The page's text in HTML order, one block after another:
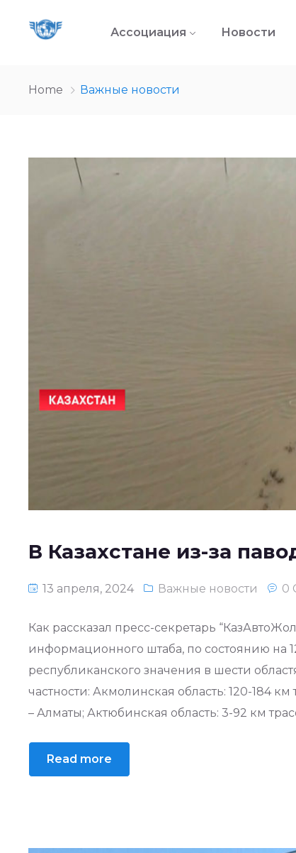
Ассоциация Новости
Home Важные новости
В Казахстане из-за
13 апреля, 2024 Важные новости 0
Как рассказал пресс-секретарь
информационного штаба, по состоянию на
республиканского значения в шести
частности: Акмолинская область: 120-184
– Алматы; Актюбинская область: 3-92 км
Read more